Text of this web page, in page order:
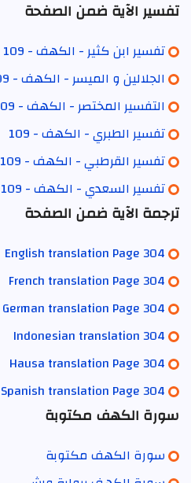
تفسير الآية ضمن الصفحة
تفسير ابن كثير - الكهف - 109
الجلالين و الميسر - الكهف - 109
التفسير المختصر - الكهف - 109
تفسير الطبري - الكهف - 109
تفسير القرطبي - الكهف - 109
تفسير السعدي - الكهف - 109
ترجمة الآية ضمن الصفحة
English translation Page 304
French translation Page 304
German translation Page 304
Indonesian translation 304
Hausa translation Page 304
Spanish translation Page 304
سورة الكهف مكتوبة
سورة الكهف مكتوبة